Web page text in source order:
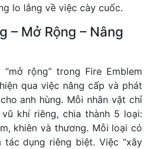
lo lắng về việc cày cuốc.
– Mở Rộng – Nâng
rộng” trong Fire Emblem
qua việc nâng cấp và phát
anh hùng. Mỗi nhân vật chỉ
khí riêng, chia thành 5 loại:
khiên và thương. Mỗi loại có
tác dụng riêng biệt. Việc “xây